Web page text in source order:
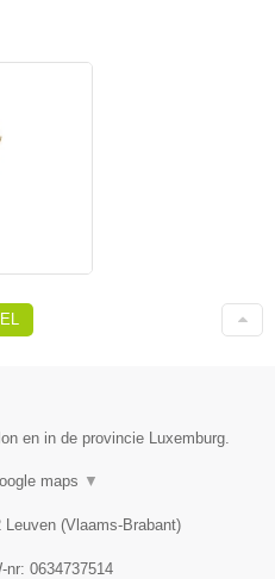
en in de provincie Luxemburg.
maps ▼
Leuven (Vlaams-Brabant)
nr: 0634737514